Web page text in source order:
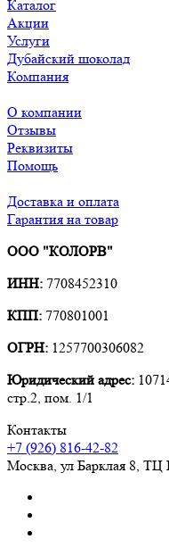
Каталог
Акции
Услуги
Дубайский шоколад
Компания
О компании
Отзывы
Реквизиты
Помощь
Доставка и оплата
Гарантия на товар
ООО "КОЛОРВ"
ИНН: 7708452310
КПП: 770801001
ОГРН: 1257700306082
Юридический адрес:
стр.2, пом. 1/1
Контакты
+7 (926) 816-42-82
Москва, ул Барклая 8, ТЦ